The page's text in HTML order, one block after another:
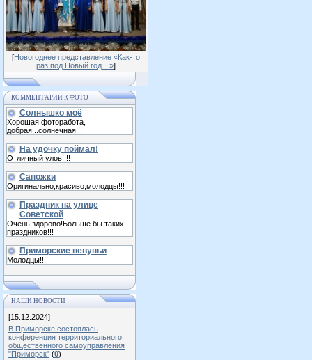
[Новогоднее представление «Как-то
раз под Новый год…»]
КОММЕНТАРИИ К ФОТО
Солнышко моё
Хорошая фоторабота,
добрая...солнечная!!!
На удочку поймал!
Отличный улов!!!!
Сапожки
Оригинально,красиво,молодцы!!!
Праздник на улице
Советской
Очень здорово!Больше бы таких
праздников!!!
Приморские певуньи
Молодцы!!!
НАШИ НОВОСТИ
[15.12.2024]
В Приморске состоялась
конференция территориального
общественного самоуправления
"Приморск" (0)